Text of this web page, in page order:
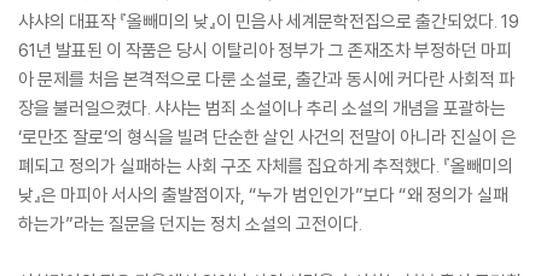
샤샤의 대표작 『올빼미의 낮』이 민음사 세계문학전집으로 출간되었다. 19
61년 발표된 이 작품은 당시 이탈리아 정부가 그 존재조차 부정하던 마피
아 문제를 처음 본격적으로 다룬 소설로, 출간과 동시에 커다란 사회적 파
장을 불러일으켰다. 샤샤는 범죄 소설이나 추리 소설의 개념을 포괄하는
‘로만조 잘로’의 형식을 빌려 단순한 살인 사건의 전말이 아니라 진실이 은
폐되고 정의가 실패하는 사회 구조 자체를 집요하게 추적했다. 『올빼미의
낮』은 마피아 서사의 출발점이자, “누가 범인인가”보다 “왜 정의가 실패
하는가”라는 질문을 던지는 정치 소설의 고전이다.